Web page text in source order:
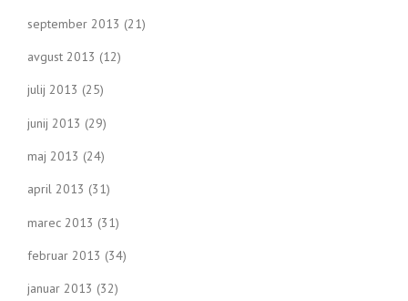
september 2013 (21)
avgust 2013 (12)
julij 2013 (25)
junij 2013 (29)
maj 2013 (24)
april 2013 (31)
marec 2013 (31)
februar 2013 (34)
januar 2013 (32)